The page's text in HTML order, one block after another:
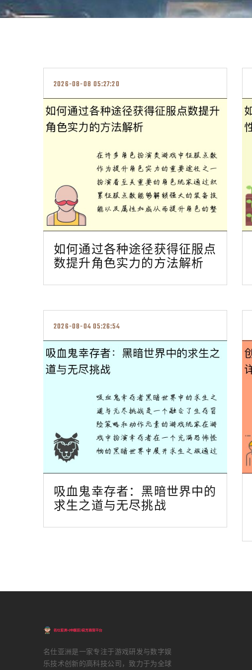
2026-08-08 05:27:20
如何通过各种途径获得征服点
数提升角色实力的方法解析
2026-08-04 05:26:54
吸血鬼幸存者：黑暗世界中的
求生之道与无尽挑战
名仕亚洲是一家专注于游戏研发与数字娱
乐技术创新的高科技公司，致力于为全球